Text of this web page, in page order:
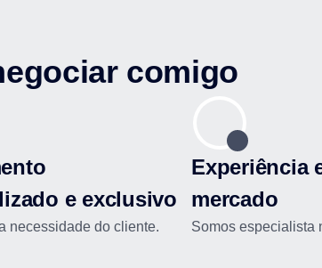
comigo
e exclusivo
necessidade do cliente.
Experiência
mercado
Somos especialista